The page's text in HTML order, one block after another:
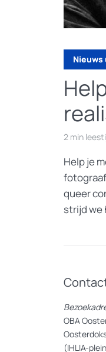
2 min
Help je
queer
strijd we
OBA
(IHLIA-